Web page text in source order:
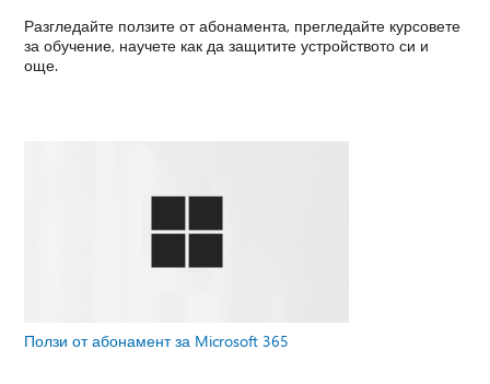
Разгледайте ползите от абонамента, прегледайте курсовете
за обучение, научете как да защитите устройството си и
още.
Ползи от абонамент за Microsoft 365